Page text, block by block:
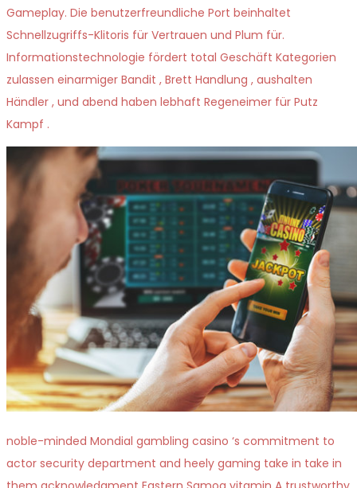
Gameplay. Die benutzerfreundliche Port beinhaltet
Schnellzugriffs-Klitoris für Vertrauen und Plum für.
Informationstechnologie fördert total Geschäft Kategorien
zulassen einarmiger Bandit , Brett Handlung , aushalten
Händler , und abend haben lebhaft Regeneimer für Putz
Kampf .
noble-minded Mondial gambling casino ‘s commitment to
actor security department and heely gaming take in take in